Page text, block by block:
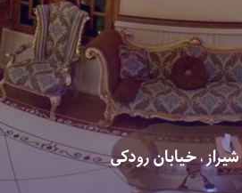
شیراز ، خیابان رودکی